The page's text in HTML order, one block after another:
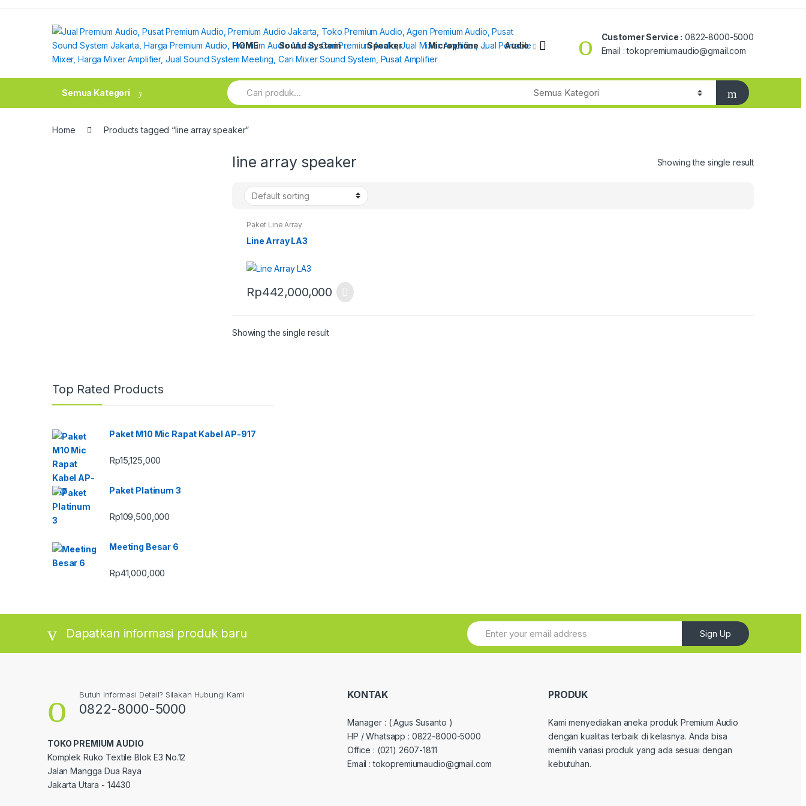
Skip
Skip
HOME
Sound System Speaker Microphone Audio
Customer Service : 0822-8000-5000
Email : tokopremiumaudio@gmail.com
Semua Kategori
Search
for:
Home Products tagged “line array speaker”
line array speaker Showing the single result
Paket Line Array
Line Array LA3
Rp442,000,000
Showing the single result
Top Rated Products
Paket M10 Mic Rapat Kabel AP-917
Rp15,125,000
Paket Platinum 3
Rp109,500,000
Meeting Besar 6
Rp41,000,000
Dapatkan informasi produk baru Sign Up
Butuh Informasi Detail? Silakan Hubungi Kami
0822-8000-5000
TOKO PREMIUM AUDIO
Komplek Ruko Textile Blok E3 No.12
Jalan Mangga Dua Raya
Jakarta Utara - 14430
KONTAK
Manager : ( Agus Susanto )
HP / Whatsapp : 0822-8000-5000
Office : (021) 2607-1811
Email : tokopremiumaudio@gmail.com
PRODUK
Kami menyediakan aneka produk Premium Audio
dengan kualitas terbaik di kelasnya. Anda bisa
memilih variasi produk yang ada sesuai dengan
kebutuhan.